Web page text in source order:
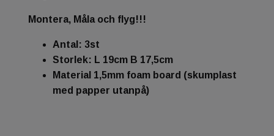
Montera, Måla och flyg!!!
Antal: 3st
Storlek: L 19cm B 17,5cm
Material 1,5mm foam board (skumplast
med papper utanpå)